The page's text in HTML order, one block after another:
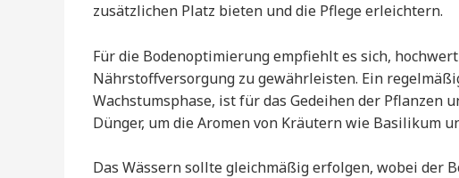
zusätzlichen Platz bieten und die Pflege erleichtern.
Für die Bodenoptimierung empfiehlt es sich,
Nährstoffversorgung zu gewährleisten. Ein
Wachstumsphase, ist für das Gedeihen der Pflanzen
Dünger, um die Aromen von Kräutern wie Basilikum
Das Wässern sollte gleichmäßig erfolgen, wobei der